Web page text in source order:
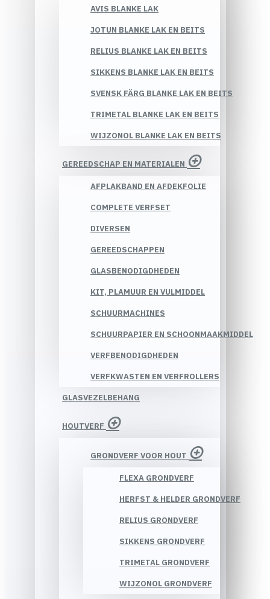
AVIS BLANKE LAK
JOTUN BLANKE LAK EN BEITS
RELIUS BLANKE LAK EN BEITS
SIKKENS BLANKE LAK EN BEITS
SVENSK FÄRG BLANKE LAK EN BEITS
TRIMETAL BLANKE LAK EN BEITS
WIJZONOL BLANKE LAK EN BEITS
GEREEDSCHAP EN MATERIALEN
AFPLAKBAND EN AFDEKFOLIE
COMPLETE VERFSET
DIVERSEN
GEREEDSCHAPPEN
GLASBENODIGDHEDEN
KIT, PLAMUUR EN VULMIDDEL
SCHUURMACHINES
SCHUURPAPIER EN SCHOONMAAKMIDDEL
VERFBENODIGDHEDEN
VERFKWASTEN EN VERFROLLERS
GLASVEZELBEHANG
HOUTVERF
GRONDVERF VOOR HOUT
FLEXA GRONDVERF
HERFST & HELDER GRONDVERF
RELIUS GRONDVERF
SIKKENS GRONDVERF
TRIMETAL GRONDVERF
WIJZONOL GRONDVERF